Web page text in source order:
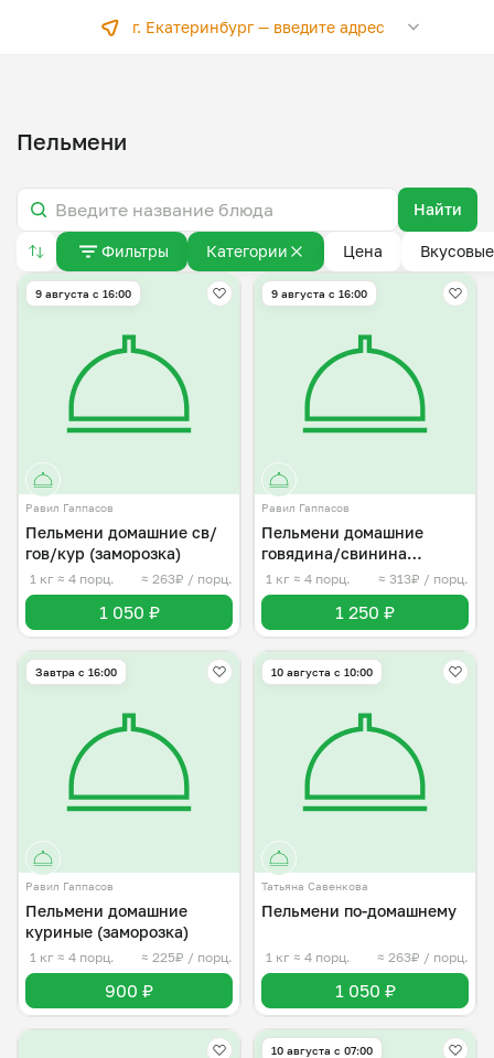
г. Екатеринбург —введите адрес
Пельмени
Найти
Фильтры Категории Цена
9 августа с 16:00
Равил Гаппасов
Пельмени домашние св/
гов/кур (заморозка)
1 кг ≈ 4 порц. ≈ 263₽ / порц.
1 050 ₽
9 августа с 16:00
Равил Гаппасов
Пельмени домашние
говядина/свинина
(заморозка)
1 кг ≈ 4 порц. ≈ 313₽ / порц.
1 250 ₽
Завтра c 16:00
Равил Гаппасов
Пельмени домашние
куриные (заморозка)
1 кг ≈ 4 порц. ≈ 225₽ / порц.
900 ₽
10 августа с 10:00
Татьяна Савенкова
Пельмени по-домашнему
1 кг ≈ 4 порц. ≈ 263₽ / порц.
1 050 ₽
10 августа с 07:00